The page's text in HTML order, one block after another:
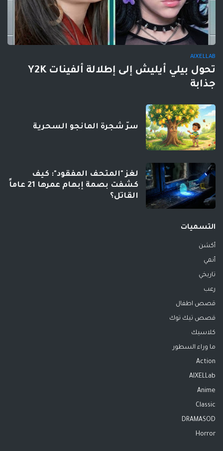
AIXELLAB
تحول بيلي أيليش إلى إطلالة ألفينات Y2K
جذابة
سرّ شجرة المانجو السحرية
لغز "المتحف المفقود": كيف
كشفت بصمة إبهام عمرها 21 عاماً
القاتل؟
التسميات
أكشن
أنمي
تاريخي
رعب
قصص اطفال
قصص تيك توك
كلاسيك
ما وراء السطور
Action
AIXELLab
Anime
Classic
DRAMASOD
Horror